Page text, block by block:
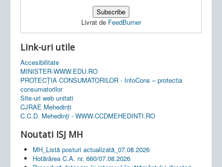
Livrat de FeedBurner
Link-uri utile
Accesibilitate
MINISTER-WWW.EDU.RO
PROTECȚIA CONSUMATORILOR - InfoCons – protectia
consumatorilor
Site-uri web unitati
CJRAE Mehedinți
C.C.D. Mehedinţi - WWW.CCDMEHEDINTI.RO
Noutati ISJ MH
MH_Listă posturi actualizată_07.08.2026
Hotărârea C.A. nr. 660/07.08.2026